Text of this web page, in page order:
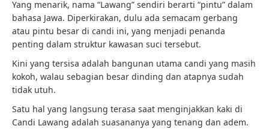
Yang menarik, nama “Lawang” sendiri berarti “pintu” dalam
bahasa Jawa. Diperkirakan, dulu ada semacam gerbang
atau pintu besar di candi ini, yang menjadi penanda
penting dalam struktur kawasan suci tersebut.
Kini yang tersisa adalah bangunan utama candi yang masih
kokoh, walau sebagian besar dinding dan atapnya sudah
tidak utuh.
Satu hal yang langsung terasa saat menginjakkan kaki di
Candi Lawang adalah suasananya yang tenang dan adem.